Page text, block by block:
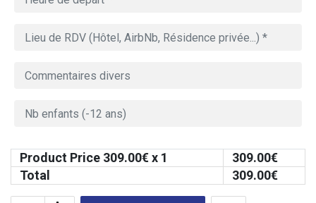
Product Price 309.00€ x 1 309.00€
Total
309.00€